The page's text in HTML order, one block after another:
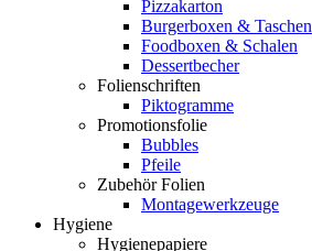
Pizzakarton
Burgerboxen & Taschen
Foodboxen & Schalen
Dessertbecher
Folienschriften
Piktogramme
Promotionsfolie
Bubbles
Pfeile
Zubehör Folien
Montagewerkzeuge
Hygiene
Hygienepapiere